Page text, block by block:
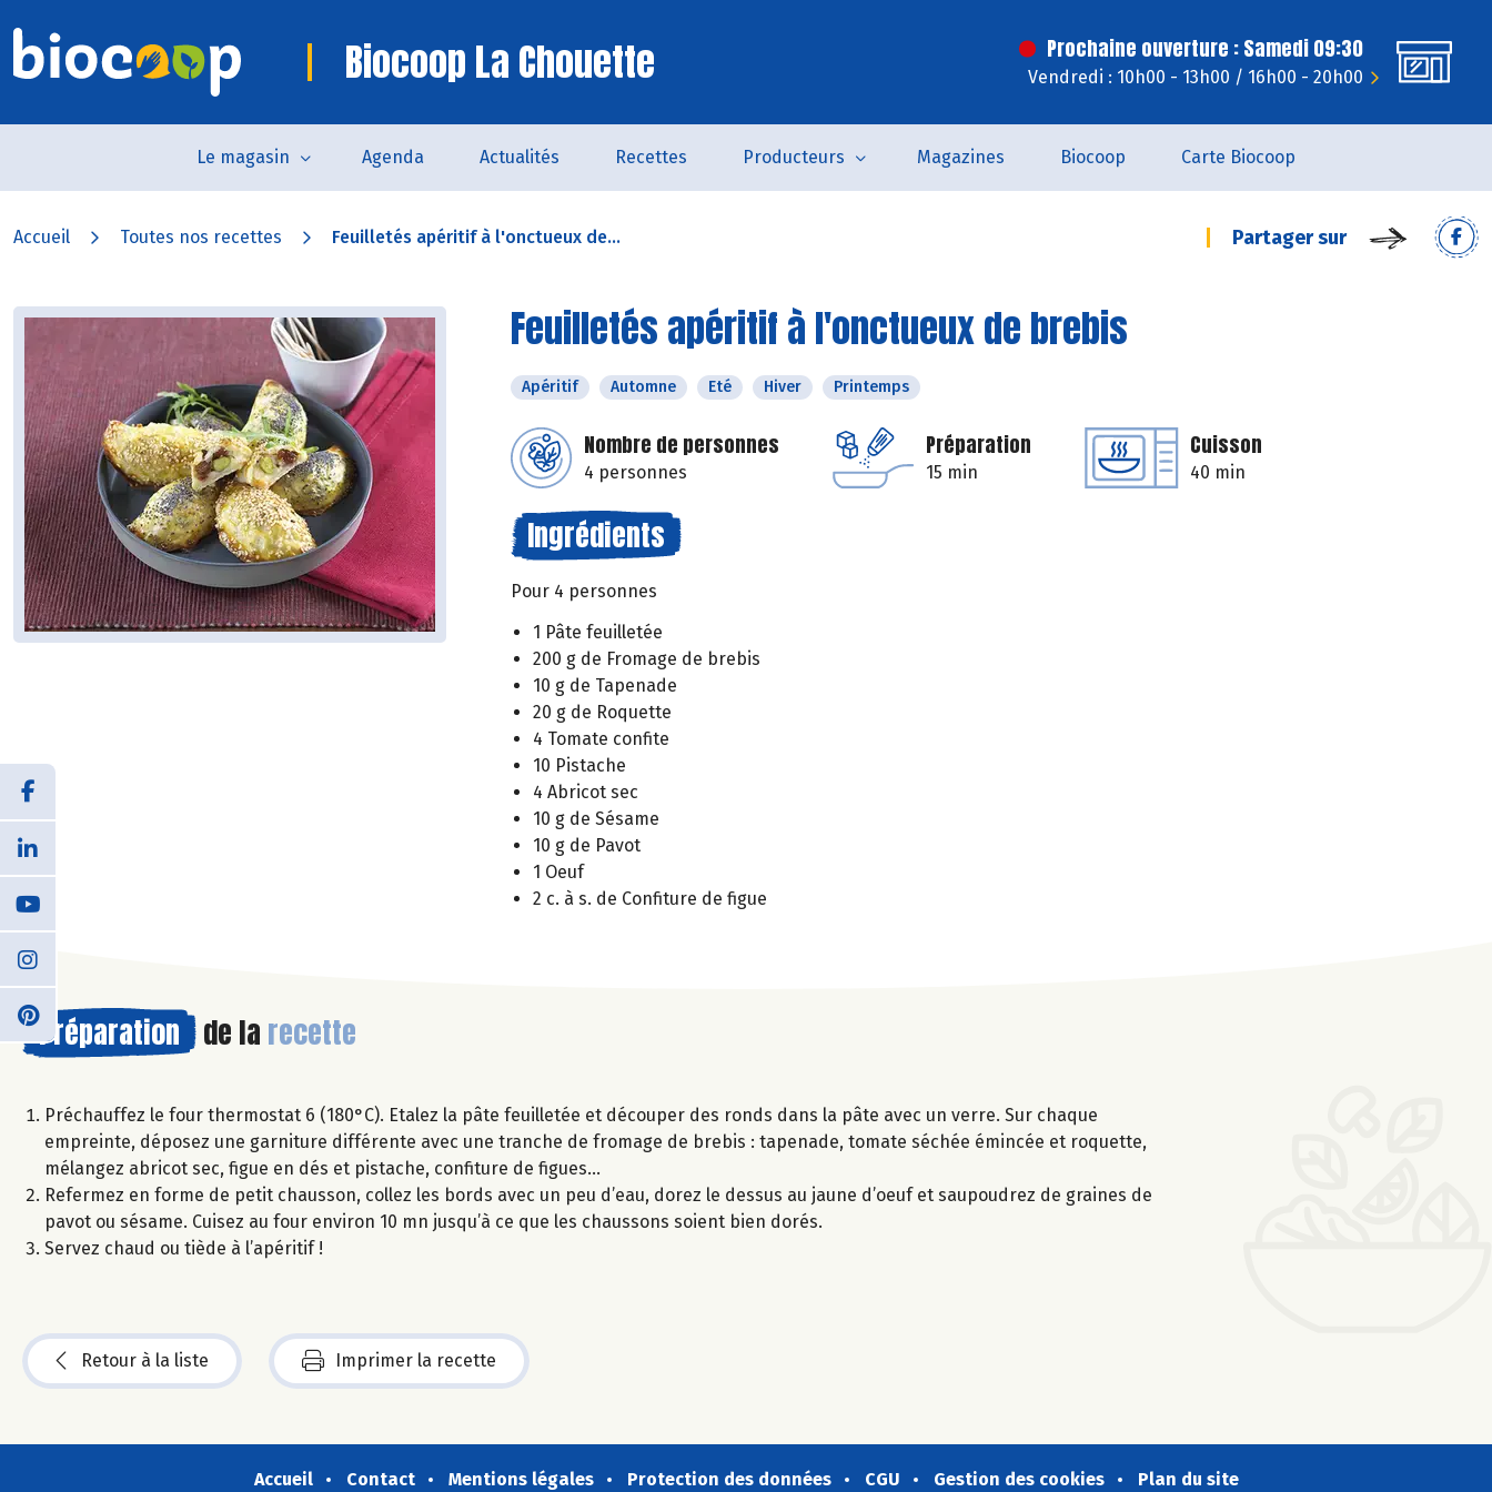
Biocoop La Chouette Prochaine ouverture : Samedi 09:30
Vendredi : 10h00 - 13h00 / 16h00 - 20h00
Le magasin Agenda Actualités Recettes Producteurs Magazines Biocoop Carte Biocoop
Accueil Toutes nos recettes Feuilletés apéritif à l'onctueux de... Partager sur
Feuilletés apéritif à l'onctueux de brebis
Apéritif Automne Eté Hiver Printemps
Nombre de personnes
4 personnes
Préparation
15 min
Cuisson
40 min
Ingrédients
Pour 4 personnes
1 Pâte feuilletée
200 g de Fromage de brebis
10 g de Tapenade
20 g de Roquette
4 Tomate confite
10 Pistache
4 Abricot sec
10 g de Sésame
10 g de Pavot
1 Oeuf
2 c. à s. de Confiture de figue
Préparation de la recette
Préchauffez le four thermostat 6 (180°C). Etalez la pâte feuilletée et découper des ronds dans la pâte avec un verre. Sur chaque
empreinte, déposez une garniture différente avec une tranche de fromage de brebis : tapenade, tomate séchée émincée et roquette,
mélangez abricot sec, figue en dés et pistache, confiture de figues…
Refermez en forme de petit chausson, collez les bords avec un peu d’eau, dorez le dessus au jaune d’oeuf et saupoudrez de graines de
pavot ou sésame. Cuisez au four environ 10 mn jusqu’à ce que les chaussons soient bien dorés.
Servez chaud ou tiède à l’apéritif !
Retour à la liste Imprimer la recette
Accueil Contact Mentions légales Protection des données CGU Gestion des cookies Plan du site